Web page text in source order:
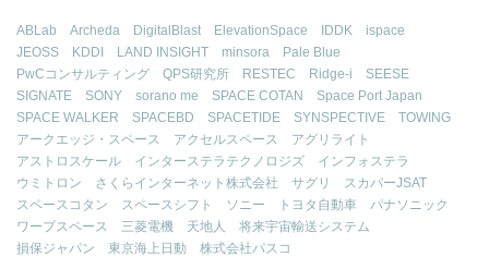
ABLab Archeda DigitalBlast ElevationSpace IDDK
ispace
JEOSS
KDDI LAND INSIGHT minsora
Pale Blue
PwCコンサルティング
QPS研究所 RESTEC Ridge-i
SEESE
SIGNATE
SONY sorano me SPACE COTAN
Space Port Japan
SPACE WALKER
SPACEBD SPACETIDE SYNSPECTIVE
TOWING
アークエッジ・スペース
アクセルスペース
アグリライト
アストロスケール
インターステラテクノロジズ
インフォステラ
ウミトロン
さくらインターネット株式会社 サグリ
スカパーJSAT
スペースコタン
スペースシフト ソニー トヨタ自動車
パナソニック
ワープスペース
三菱電機 天地人
将来宇宙輸送システム
損保ジャパン
東京海上日動 株式会社パスコ